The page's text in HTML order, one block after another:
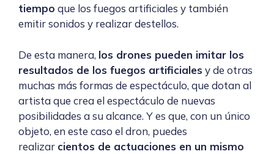
tiempo que los fuegos artificiales y también
emitir sonidos y realizar destellos.
De esta manera, los drones pueden imitar los
resultados de los fuegos artificiales y de otras
muchas más formas de espectáculo, que dotan al
artista que crea el espectáculo de nuevas
posibilidades a su alcance. Y es que, con un único
objeto, en este caso el dron, puedes
realizar cientos de actuaciones en un mismo